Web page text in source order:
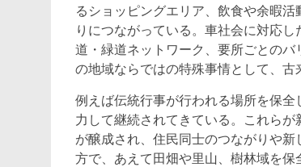
るショッピングエリア、飲食や余暇
りにつながっている。車社会に対応
道・緑道ネットワーク、要所ごとの
の地域ならではの特殊事情として、古
例えば伝統行事が行われる場所を保
力して継続されてきている。これら
が醸成され、住民同士のつながりや
方で、あえて田畑や里山、樹林域を